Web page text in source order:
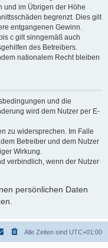
und im Übrigen der Höhe
begrenzt. Dies gilt
entgangenen Gewinn.
c gilt sinngemäß auch
des Betreibers.
nationalem Recht bleiben
und die
wird dem Nutzer per E-
zu widersprechen. Im Falle
Betreiber und dem Nutzer
Wirkung.
verbindlich, wenn der Nutzer
persönlichen Daten
Alle Zeiten sind UTC+01:00